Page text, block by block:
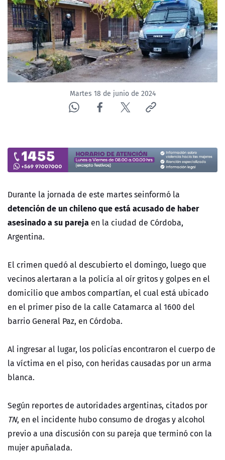
NTV
ACTUALIDAD Y TENDENCIAS
CORPORATIVO Y TRANSPARENCIA
CANAL DE DENUNCIAS
ÁREA DE PROYECTOS
Martes 18 de junio de 2024
Durante la jornada de este martes seinformó la
detención de un chileno que está acusado de haber
asesinado a su pareja en la ciudad de Córdoba,
Argentina.
El crimen quedó al descubierto el domingo, luego que
vecinos alertaran a la policía al oír gritos y golpes en el
domicilio que ambos compartían, el cual está ubicado
en el primer piso de la calle Catamarca al 1600 del
barrio General Paz, en Córdoba.
Al ingresar al lugar, los policías encontraron el cuerpo de
la víctima en el piso, con heridas causadas por un arma
blanca.
Según reportes de autoridades argentinas, citados por
TN, en el incidente hubo consumo de drogas y alcohol
previo a una discusión con su pareja que terminó con la
mujer apuñalada.